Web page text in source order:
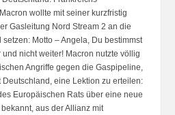
wollte mit seiner kurzfristig
Gasleitung Nord Stream 2 an die
Motto – Angela, Du bestimmst
nicht weiter! Macron nutzte völlig
Angriffe gegen die Gaspipeline,
eine Lektion zu erteilen:
Europäischen Rats über eine neue
aus der Allianz mit